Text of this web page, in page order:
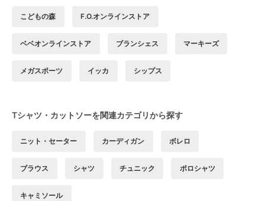
こどもの森 F.O.オンラインストア
ベベオンラインストア ブランシェス マーキーズ
メガスポーツ イッカ シップス
Tシャツ・カットソーを関連カテゴリから探す
ニット・セーター カーディガン ボレロ
ブラウス シャツ チュニック ポロシャツ
キャミソール